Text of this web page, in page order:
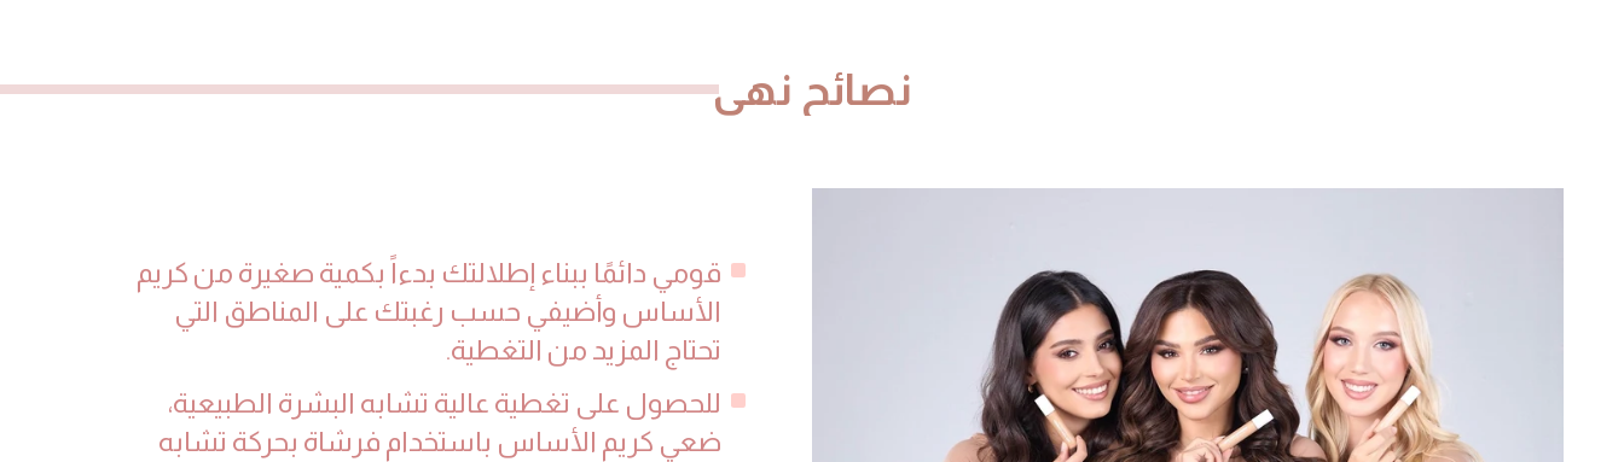
نصائح نهى
قومي دائمًا ببناء إطلالتك بدءاً بكمية صغيرة من كريم
الأساس وأضيفي حسب رغبتك على المناطق التي
تحتاج المزيد من التغطية.
للحصول على تغطية عالية تشابه البشرة الطبيعية،
ضعي كريم الأساس باستخدام فرشاة بحركة تشابه